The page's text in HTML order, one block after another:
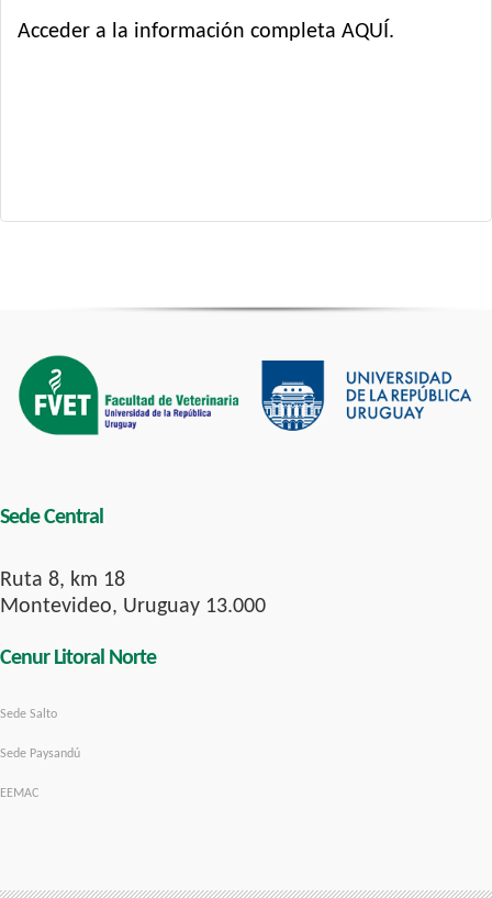
Acceder a la información completa AQUÍ.
Sede Central
Ruta 8, km 18
Montevideo, Uruguay 13.000
Cenur Litoral Norte
Sede Salto
Sede Paysandú
EEMAC